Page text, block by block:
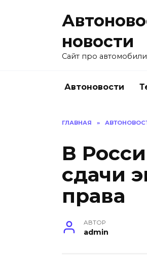
новости
Сайт про автомобили
Автоновости
ГЛАВНАЯ »
В
сдачи
права
АВТОР
admin